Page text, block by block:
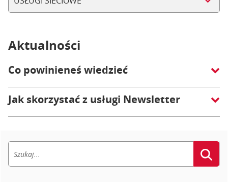
Aktualności
Co powinieneś wiedzieć
Jak skorzystać z usługi Newsletter